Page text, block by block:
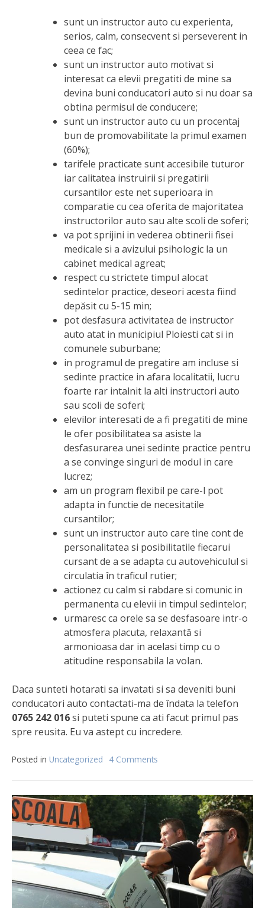
sunt un instructor auto cu experienta,
serios, calm, consecvent si perseverent in
ceea ce fac;
sunt un instructor auto motivat si
interesat ca elevii pregatiti de mine sa
devina buni conducatori auto si nu doar sa
obtina permisul de conducere;
sunt un instructor auto cu un procentaj
bun de promovabilitate la primul examen
(60%);
tarifele practicate sunt accesibile tuturor
iar calitatea instruirii si pregatirii
cursantilor este net superioara in
comparatie cu cea oferita de majoritatea
instructorilor auto sau alte scoli de soferi;
va pot sprijini in vederea obtinerii fisei
medicale si a avizului psihologic la un
cabinet medical agreat;
respect cu strictete timpul alocat
sedintelor practice, deseori acesta fiind
depăsit cu 5-15 min;
pot desfasura activitatea de instructor
auto atat in municipiul Ploiesti cat si in
comunele suburbane;
in programul de pregatire am incluse si
sedinte practice in afara localitatii, lucru
foarte rar intalnit la alti instructori auto
sau scoli de soferi;
elevilor interesati de a fi pregatiti de mine
le ofer posibilitatea sa asiste la
desfasurarea unei sedinte practice pentru
a se convinge singuri de modul in care
lucrez;
am un program flexibil pe care-l pot
adapta in functie de necesitatile
cursantilor;
sunt un instructor auto care tine cont de
personalitatea si posibilitatile fiecarui
cursant de a se adapta cu autovehiculul si
circulatia în traficul rutier;
actionez cu calm si rabdare si comunic in
permanenta cu elevii in timpul sedintelor;
urmaresc ca orele sa se desfasoare intr-o
atmosfera placuta, relaxantă si
armonioasa dar in acelasi timp cu o
atitudine responsabila la volan.
Daca sunteti hotarati sa invatati si sa deveniti buni
conducatori auto contactati-ma de îndata la telefon
0765 242 016si puteti spune ca ati facut primul pas
spre reusita. Eu va astept cu incredere.
Posted in Uncategorized 4 Comments
sa
faceti
scoala
de
soferi
cu
mine?